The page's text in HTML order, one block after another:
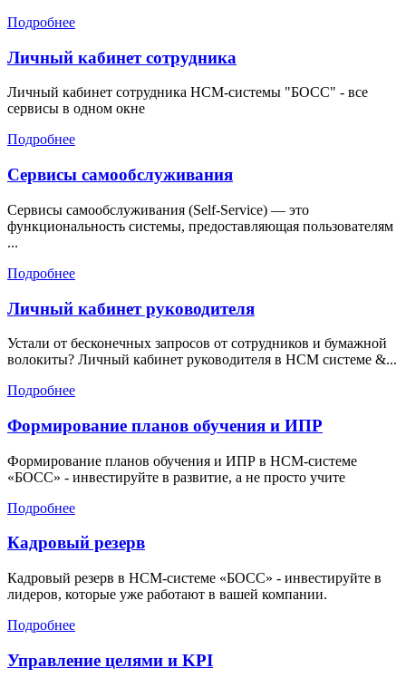
Подробнее
Личный кабинет сотрудника
Личный кабинет сотрудника HCM-системы "БОСС" - все
сервисы в одном окне
Подробнее
Сервисы самообслуживания
Сервисы самообслуживания (Self-Service) — это
функциональность системы, предоставляющая пользователям
...
Подробнее
Личный кабинет руководителя
Устали от бесконечных запросов от сотрудников и бумажной
волокиты? Личный кабинет руководителя в HCM системе &...
Подробнее
Формирование планов обучения и ИПР
Формирование планов обучения и ИПР в HCM-системе
«БОСС» - инвестируйте в развитие, а не просто учите
Подробнее
Кадровый резерв
Кадровый резерв в HCM-системе «БОСС» - инвестируйте в
лидеров, которые уже работают в вашей компании.
Подробнее
Управление целями и KPI